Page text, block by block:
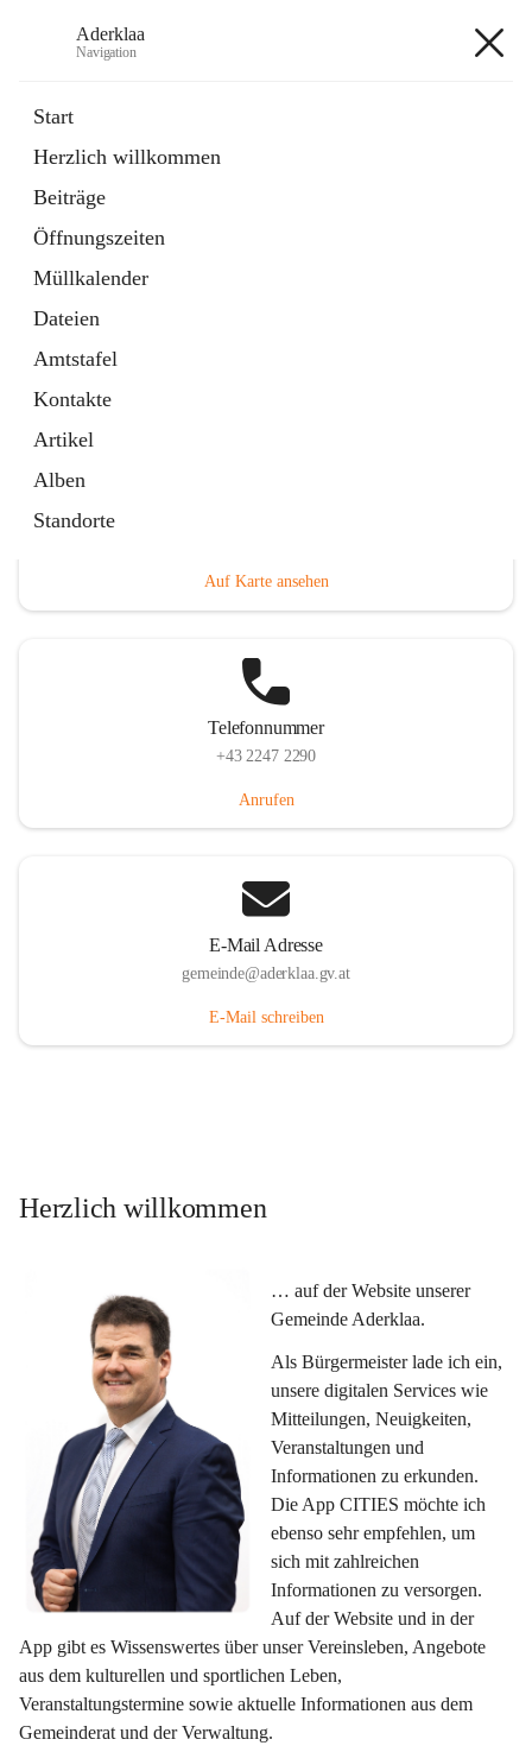
Aderklaa
Navigation
Start
Herzlich willkommen
Beiträge
Öffnungszeiten
Müllkalender
Dateien
Amtstafel
Kontakte
Artikel
Alben
Standorte
6 Schnellzugriffe
Gemeinde
3 Schnellzugriffe
Auf Karte ansehen
Telefonnummer
+43 2247 2290
Anrufen
E-Mail Adresse
gemeinde@aderklaa.gv.at
E-Mail schreiben
Herzlich willkommen
… auf der Website unserer
Gemeinde Aderklaa.
Als Bürgermeister lade ich ein,
unsere digitalen Services wie
Mitteilungen, Neuigkeiten,
Veranstaltungen und
Informationen zu erkunden.
Die App CITIES möchte ich
ebenso sehr empfehlen, um
sich mit zahlreichen
Informationen zu versorgen.
Auf der Website und in der
App gibt es Wissenswertes über unser Vereinsleben, Angebote
aus dem kulturellen und sportlichen Leben,
Veranstaltungstermine sowie aktuelle Informationen aus dem
Gemeinderat und der Verwaltung.